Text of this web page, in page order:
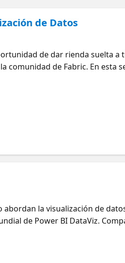
de Datos
de dar rienda suelta
de Fabric. En esta
de UX/UI para que
la visualización de
de Power BI DataViz.
perspectivas sobre el
Power BI del mundo.